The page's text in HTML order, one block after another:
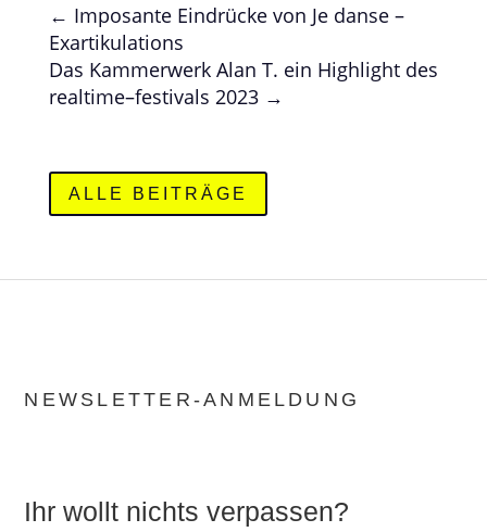
← Imposante Eindrücke von Je danse –
Exartikulations
Das Kammerwerk Alan T. ein Highlight des
realtime–festivals 2023→
ALLE BEITRÄGE
NEWSLETTER-ANMELDUNG
Ihr wollt nichts verpassen?